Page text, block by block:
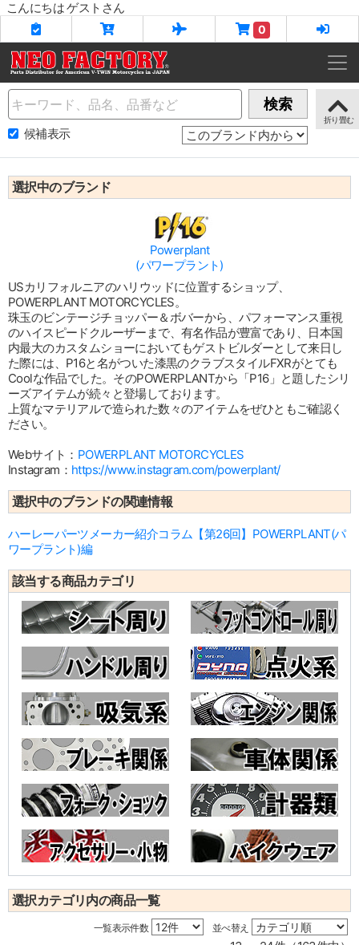
こんにちは ゲストさん
0
Name 検索
候補表示
選択中のブランド
Powerplant
(パワープラント)
USカリフォルニアのハリウッドに位置するショップ、
POWERPLANT MOTORCYCLES。
珠玉のビンテージチョッパー＆ボバーから、パフォーマンス重視
のハイスピードクルーザーまで、有名作品が豊富であり、日本国
内最大のカスタムショーにおいてもゲストビルダーとして来日し
た際には、P16と名がついた漆黒のクラブスタイルFXRがとても
Coolな作品でした。そのPOWERPLANTから「P16」と題したシリ
ーズアイテムが続々と登場しております。
上質なマテリアルで造られた数々のアイテムをぜひともご確認く
ださい。
Webサイト： POWERPLANT MOTORCYCLES
Instagram： https://www.instagram.com/powerplant/
選択中のブランドの関連情報
ハーレーパーツメーカー紹介コラム【第26回】POWERPLANT(パ
ワープラント)編
該当する商品カテゴリ
選択カテゴリ内の商品一覧
一覧表示件数 並べ替え